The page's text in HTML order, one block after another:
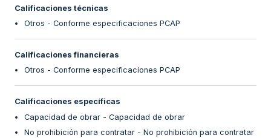
Calificaciones técnicas
Otros - Conforme especificaciones PCAP
Calificaciones financieras
Otros - Conforme especificaciones PCAP
Calificaciones específicas
Capacidad de obrar - Capacidad de obrar
No prohibición para contratar - No prohibición para contratar